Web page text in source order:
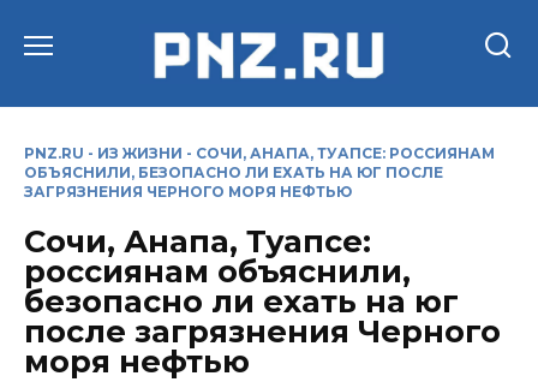
PNZ.RU - ИЗ ЖИЗНИ - СОЧИ, АНАПА, ТУАПСЕ: РОССИЯНАМ
ОБЪЯСНИЛИ, БЕЗОПАСНО ЛИ ЕХАТЬ НА ЮГ ПОСЛЕ
ЗАГРЯЗНЕНИЯ ЧЕРНОГО МОРЯ НЕФТЬЮ
Сочи, Анапа, Туапсе:
россиянам объяснили,
безопасно ли ехать на юг
после загрязнения Черного
моря нефтью